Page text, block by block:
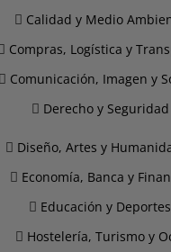
Calidad y Medio
Compras, Logística y
Comunicación, Imagen y
Derecho y Seguridad
Diseño, Artes y
Economía, Banca y
Educación y Deportes
Hostelería, Turismo y